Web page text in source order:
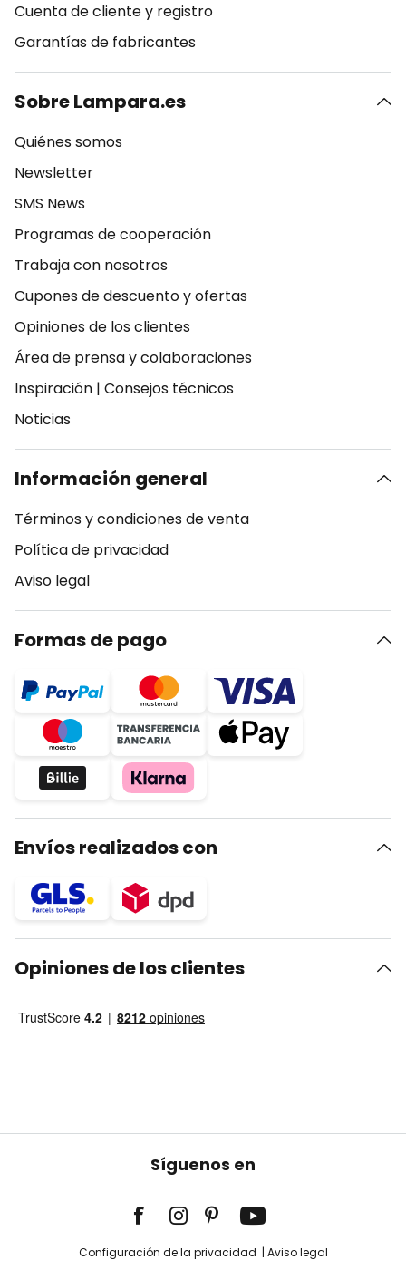
Cuenta de cliente y registro
Garantías de fabricantes
Sobre Lampara.es
Quiénes somos
Newsletter
SMS News
Programas de cooperación
Trabaja con nosotros
Cupones de descuento y ofertas
Opiniones de los clientes
Área de prensa y colaboraciones
Inspiración | Consejos técnicos
Noticias
Información general
Términos y condiciones de venta
Política de privacidad
Aviso legal
Formas de pago
Envíos realizados con
Opiniones de los clientes
Síguenos en
Configuración de la privacidad Aviso legal